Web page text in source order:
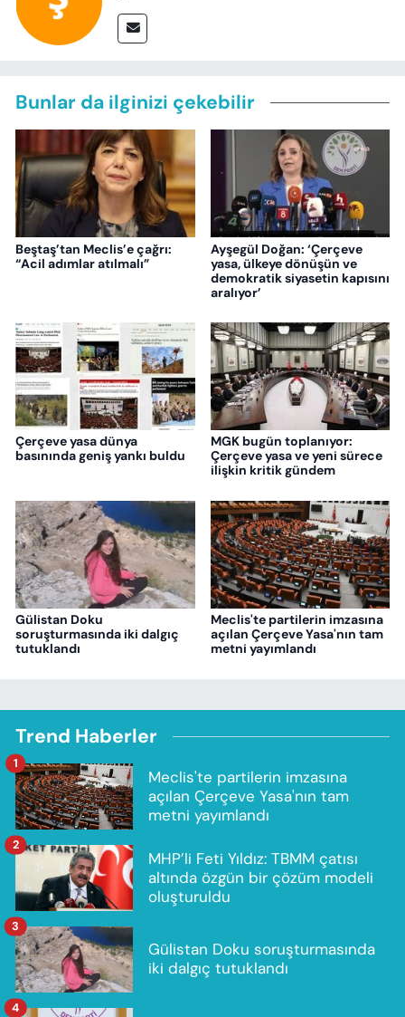
Bunlar da ilginizi çekebilir
Beştaş’tan Meclis’e çağrı:
“Acil adımlar atılmalı”
Ayşegül Doğan: ‘Çerçeve
yasa, ülkeye dönüşün ve
demokratik siyasetin kapısını
aralıyor’
Çerçeve yasa dünya
basınında geniş yankı buldu
MGK bugün toplanıyor:
Çerçeve yasa ve yeni sürece
ilişkin kritik gündem
Gülistan Doku
soruşturmasında iki dalgıç
tutuklandı
Meclis'te partilerin imzasına
açılan Çerçeve Yasa'nın tam
metni yayımlandı
Trend Haberler
Meclis'te partilerin imzasına
açılan Çerçeve Yasa'nın tam
metni yayımlandı
1
MHP’li Feti Yıldız: TBMM çatısı
altında özgün bir çözüm modeli
oluşturuldu
2
Gülistan Doku soruşturmasında
iki dalgıç tutuklandı
3
4